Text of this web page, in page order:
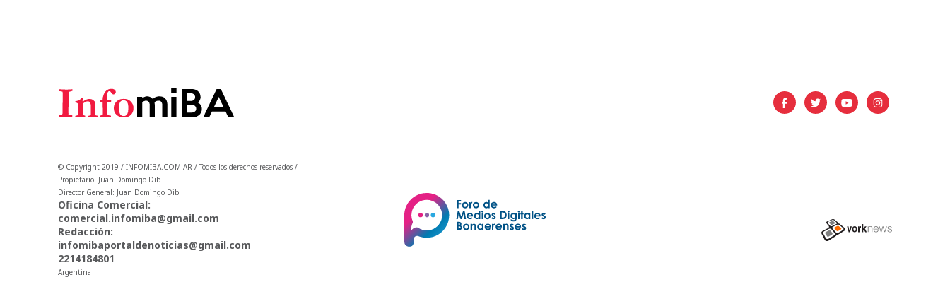
© Copyright 2019 / INFOMIBA.COM.AR / Todos los derechos reservados /
Propietario: Juan Domingo Dib
Director General: Juan Domingo Dib
Oficina Comercial:
comercial.infomiba@gmail.com
Redacción:
infomibaportaldenoticias@gmail.com
2214184801
Argentina